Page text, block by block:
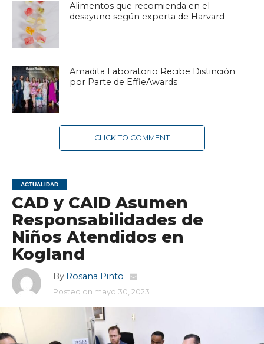
Alimentos que recomienda en el
desayuno según experta de Harvard
Amadita Laboratorio Recibe Distinción
por Parte de EffieAwards
CLICK TO COMMENT
ACTUALIDAD
CAD y CAID Asumen
Responsabilidades de
Niños Atendidos en
Kogland
By Rosana Pinto
Posted on mayo 30, 2023